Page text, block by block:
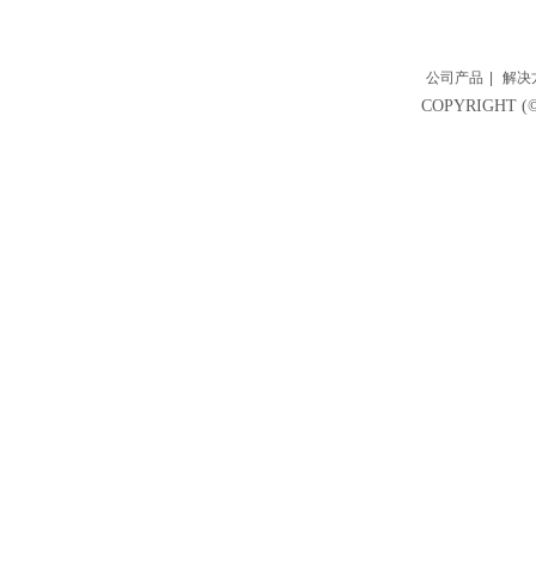
公司产品 解决
COPYRIGHT